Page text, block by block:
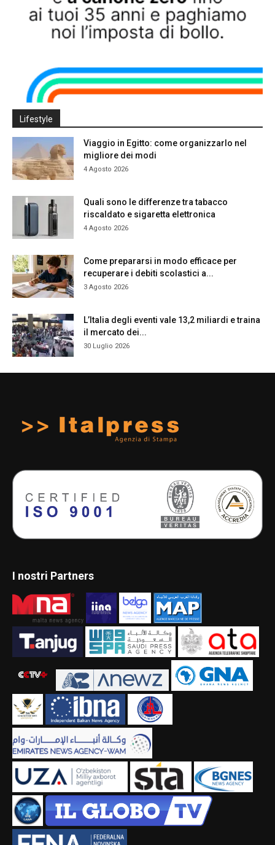
Lifestyle
Viaggio in Egitto: come organizzarlo nel
migliore dei modi
4 Agosto 2026
Quali sono le differenze tra tabacco
riscaldato e sigaretta elettronica
4 Agosto 2026
Come prepararsi in modo efficace per
recuperare i debiti scolastici a...
3 Agosto 2026
L’Italia degli eventi vale 13,2 miliardi e traina
il mercato dei...
30 Luglio 2026
I nostri Partners